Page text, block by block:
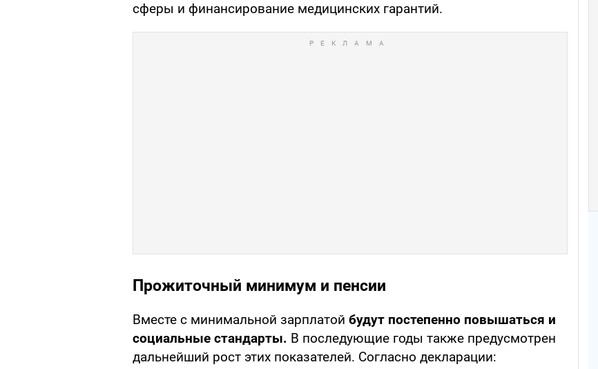
сферы и финансирование медицинских гарантий.
Прожиточный минимум и пенсии
Вместе с минимальной зарплатой будут постепенно повышаться и
социальные стандарты. В последующие годы также предусмотрен
дальнейший рост этих показателей. Согласно декларации: